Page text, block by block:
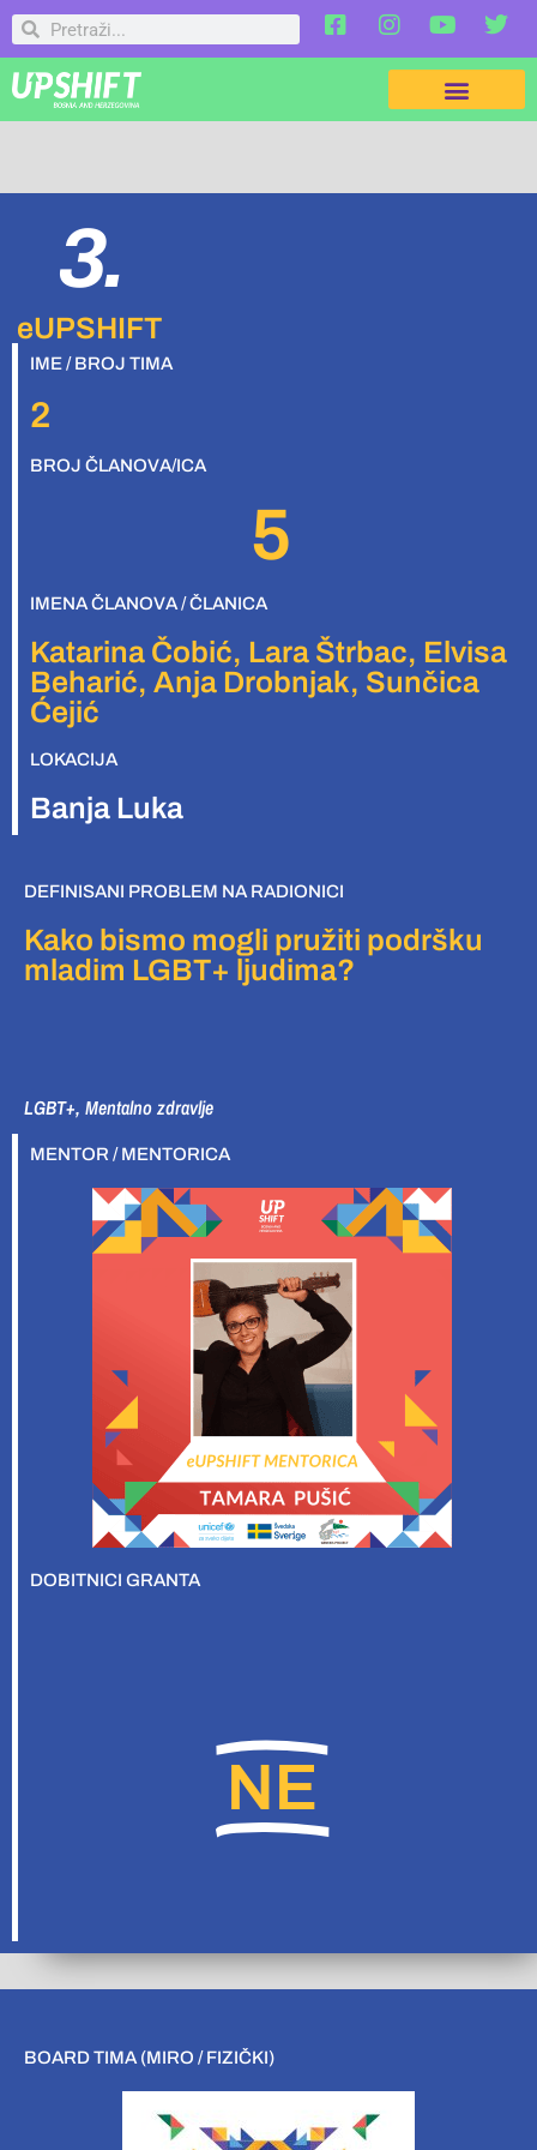
3.
eUPSHIFT
IME / BROJ TIMA
2
BROJ ČLANOVA/ICA
5
IMENA ČLANOVA / ČLANICA
Katarina Čobić, Lara Štrbac, Elvisa
Beharić, Anja Drobnjak, Sunčica
Ćejić
LOKACIJA
Banja Luka
DEFINISANI PROBLEM NA RADIONICI
Kako bismo mogli pružiti podršku
mladim LGBT+ ljudima?
LGBT+, Mentalno zdravlje
MENTOR / MENTORICA
DOBITNICI GRANTA
NE
BOARD TIMA (MIRO / FIZIČKI)